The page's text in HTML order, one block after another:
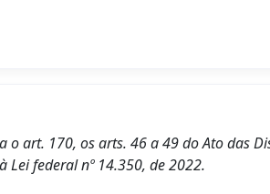
art. 170, os arts. 46 a 49 do Ato das
Lei federal nº 14.350, de 2022.